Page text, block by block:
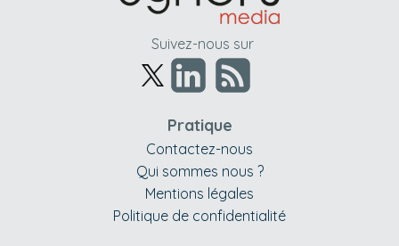
Suivez-nous sur
Pratique
Contactez-nous
Qui sommes nous ?
Mentions légales
Politique de confidentialité